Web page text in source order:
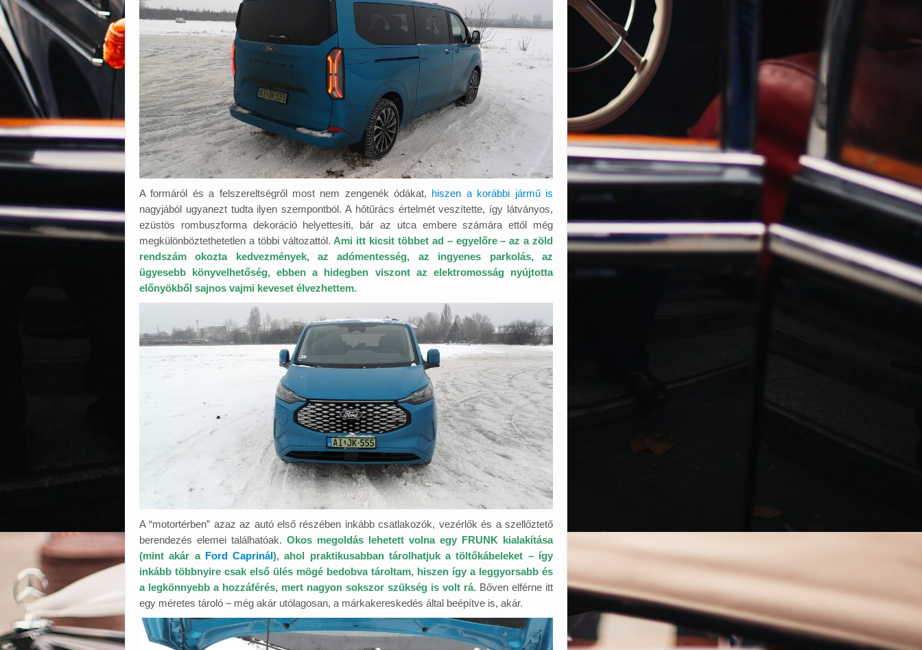
A formáról és a felszereltségről most nem zengenék ódákat, hiszen a korábbi jármű is
nagyjából ugyanezt tudta ilyen szempontból. A hőtűrács értelmét veszítette, így látványos,
ezüstös rombuszforma dekoráció helyettesíti, bár az utca embere számára ettől még
megkülönböztethetetlen a többi változattól.Ami itt kicsit többet ad – egyelőre – az a zöld
rendszám okozta kedvezmények, az adómentesség, az ingyenes parkolás, az
ügyesebb könyvelhetőség, ebben a hidegben viszont az elektromosság nyújtotta
előnyökből sajnos vajmi keveset élvezhettem.
A “motortérben” azaz az autó első részében inkább csatlakozók, vezérlők és a szellőztető
berendezés elemei találhatóak. Okos megoldás lehetett volna egy FRUNK kialakítása
(mint akár aFord Caprinál), ahol praktikusabban tárolhatjuk a töltőkábeleket – így
inkább többnyire csak első ülés mögé bedobva tároltam, hiszen így a leggyorsabb és
a legkönnyebb a hozzáférés, mert nagyon sokszor szükség is volt rá.Bőven elférne itt
egy méretes tároló – még akár utólagosan, a márkakereskedés által beépítve is, akár.